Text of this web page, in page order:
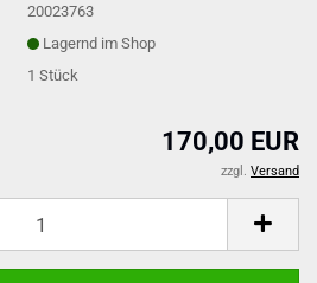
20023763
Lagernd im Shop
1Stück
170,00 EUR
zzgl. Versand